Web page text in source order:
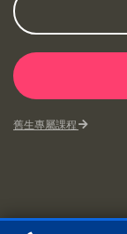
舊生專屬課程